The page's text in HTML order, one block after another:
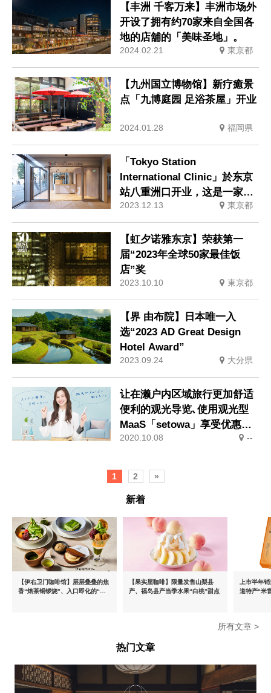
2024.02.21
【丰洲 千客万来】丰洲市场外
开设了拥有约70家来自全国各
地的店舖的「美味圣地」。
東京都
2024.01.28
【九州国立博物馆】新疗癒景
点「九博庭园 足浴茶屋」开业
福岡県
2023.12.13
「Tokyo Station
International Clinic」於东京
站八重洲口开业，这是一家专
门为外国人提供医疗服务的诊
所，所有工作人员都会说英语
和中文。
東京都
2023.10.10
【虹夕诺雅东京】荣获第一
届“2023年全球50家最佳饭
店”奖
東京都
2023.09.24
【界 由布院】日本唯一入
选“2023 AD Great Design
Hotel Award”
大分県
2020.10.08
让在濑户内区域旅行更加舒适
便利的观光导览､使用观光型
MaaS「setowa」享受优惠的
周游通关票！中条Ayami､新形
--
1 2 »
新着
【伊右卫门咖啡馆】层层叠叠的焦
香“焙茶铜锣烧”、入口即化的“宇
【果实屋咖啡】限量发售山梨县
产、福岛县产当季水果“白桃”甜点
上市半年
道特产“米
所有文章 >
热门文章